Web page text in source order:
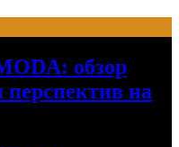
обзор
перспектив на